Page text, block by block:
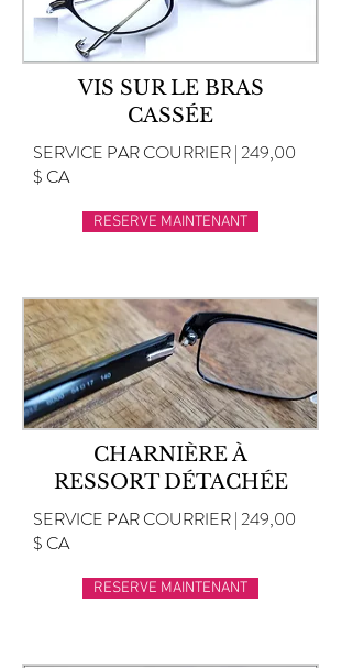
VIS SUR LE BRAS
CASSÉE
SERVICE PAR COURRIER | 249,00
$ CA
RESERVE MAINTENANT
CHARNIÈRE À
RESSORT DÉTACHÉE
SERVICE PAR COURRIER | 249,00
$ CA
RESERVE MAINTENANT